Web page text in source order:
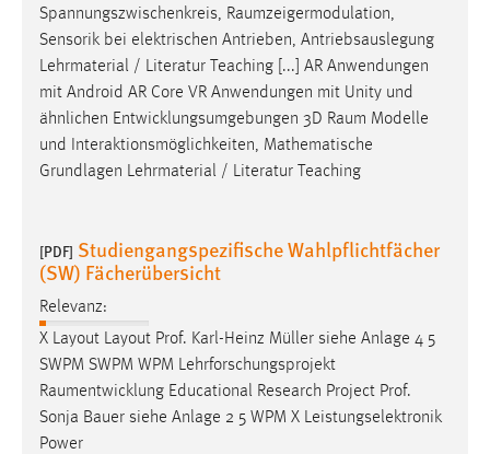
Spannungszwischenkreis, Raumzeigermodulation,
Sensorik bei elektrischen Antrieben, Antriebsauslegung
Lehrmaterial / Literatur Teaching [...] AR Anwendungen
mit Android AR Core VR Anwendungen mit Unity und
ähnlichen Entwicklungsumgebungen 3D Raum Modelle
und Interaktionsmöglichkeiten, Mathematische
Grundlagen Lehrmaterial / Literatur Teaching
[PDF] Studiengangspezifische Wahlpflichtfächer
(SW) Fächerübersicht
Relevanz:
X Layout Layout Prof. Karl-Heinz Müller siehe Anlage 4 5
SWPM SWPM WPM Lehrforschungsprojekt
Raumentwicklung Educational Research Project Prof.
Sonja Bauer siehe Anlage 2 5 WPM X Leistungselektronik
Power